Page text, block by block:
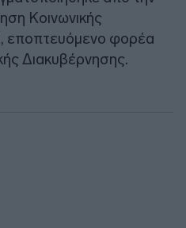
Κοινωνικής
φορέα
Διακυβέρνησης.